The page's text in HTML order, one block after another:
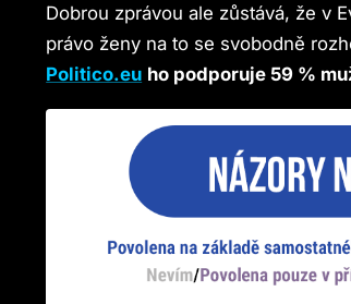
Dobrou zprávou ale zůstává, že v
právo ženy na to se svobodně
Politico.eu ho podporuje 59 %